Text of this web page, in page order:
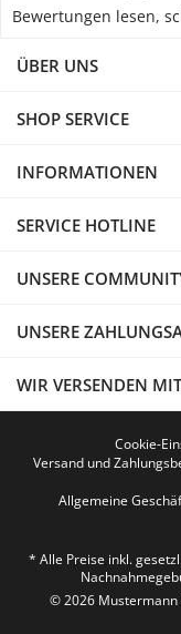
Bewertungen lesen,
ÜBER UNS
SHOP SERVICE
INFORMATIONEN
SERVICE HOTLINE
UNSERE
UNSERE
WIR VERSENDEN
Cookie-
Versand und
Allgemeine
* Alle Preise inkl.
© 2026 Mustermann